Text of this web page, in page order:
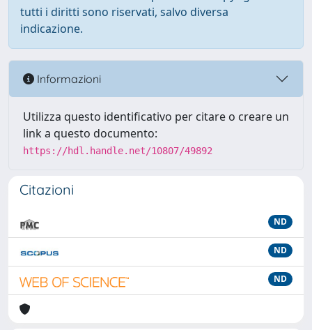
tutti i diritti sono riservati, salvo diversa
indicazione.
Informazioni
Utilizza questo identificativo per citare o creare un
link a questo documento:
https://hdl.handle.net/10807/49892
Citazioni
ND
ND
ND